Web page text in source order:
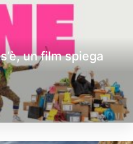
un film spiega